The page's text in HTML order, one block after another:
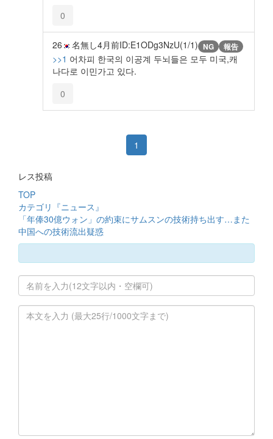
0
26 名無し4月前ID:E1ODg3NzU(1/1) NG 報告
>>1 어차피 한국의 이공계 두뇌들은 모두 미국,캐
나다로 이민가고 있다.
0
1
レス投稿
TOP
カテゴリ『ニュース』
「年俸30億ウォン」の約束にサムスンの技術持ち出す…また
中国への技術流出疑惑